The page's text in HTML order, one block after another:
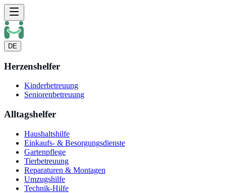
DE
Herzenshelfer
Kinderbetreuung
Seniorenbetreuung
Alltagshelfer
Haushaltshilfe
Einkaufs- & Besorgungsdienste
Gartenpflege
Tierbetreuung
Reparaturen & Montagen
Umzugshilfe
Technik-Hilfe